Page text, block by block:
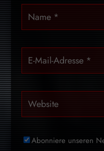
Abonniere unseren